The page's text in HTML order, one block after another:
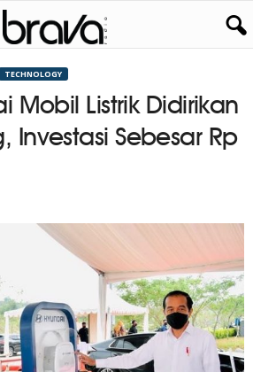
TECHNOLOGY
Mobil Listrik Didirikan
Investasi Sebesar Rp